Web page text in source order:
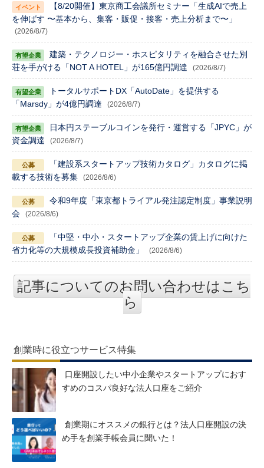
【8/20開催】東京商工会議所セミナー「生成AIで売上
を伸ばす 〜基本から、集客・販促・接客・売上分析まで〜」
(2026/8/7)
建築・テクノロジー・ホスピタリティを融合させた別
荘を手がける「NOT A HOTEL」が165億円調達
(2026/8/7)
トータルサポートDX「AutoDate」を提供する
「Marsdy」が4億円調達
(2026/8/7)
日本円ステーブルコインを発行・運営する「JPYC」が
資金調達
(2026/8/7)
「建設系スタートアップ技術カタログ」カタログに掲
載する技術を募集
(2026/8/6)
令和9年度「東京都トライアル発注認定制度」事業説明
会
(2026/8/6)
「中堅・中小・スタートアップ企業の賃上げに向けた
省力化等の大規模成長投資補助金」
(2026/8/6)
記事についてのお問い合わせはこち
ら
創業時に役立つサービス特集
口座開設したい中小企業やスタートアップにおす
すめのコスパ良好な法人口座をご紹介
創業期にオススメの銀行とは？法人口座開設の決
め手を創業手帳会員に聞いた！